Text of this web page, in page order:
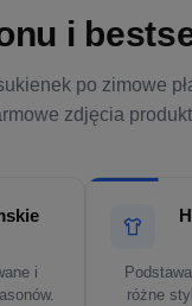
i
po zimowe
zdjęcia
i
różne